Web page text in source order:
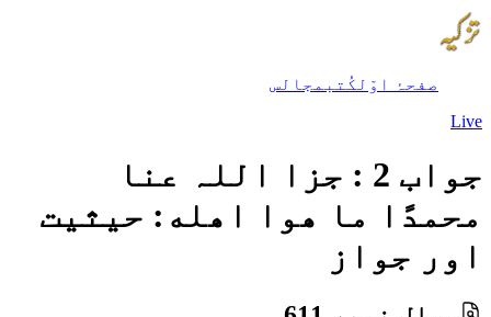
صفحۂ اوّل کُتب مجالس
Live
جواب 2 : جزا اللہ عنا
محمدًا ما ھوا اھله: حیثیت
اور جواز